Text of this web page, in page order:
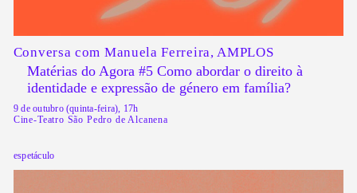
Conversa com Manuela Ferreira, AMPLOS
Matérias do Agora #5 Como abordar o direito à
identidade e expressão de género em família?
9 de outubro (quinta-feira), 17h
Cine-Teatro São Pedro de Alcanena
espetáculo